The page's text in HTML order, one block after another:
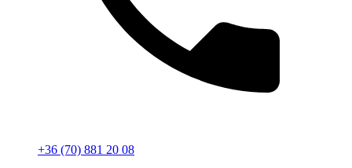
+36 (70) 881 20 08